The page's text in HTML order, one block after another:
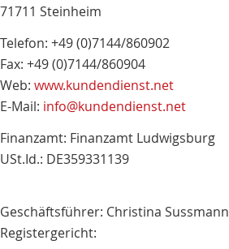
71711 Steinheim
Telefon: +49 (0)7144/860902
Fax: +49 (0)7144/860904
Web: www.kundendienst.net
E-Mail: info@kundendienst.net
Finanzamt: Finanzamt Ludwigsburg
USt.Id.: DE359331139
Geschäftsführer: Christina Sussmann
Registergericht: